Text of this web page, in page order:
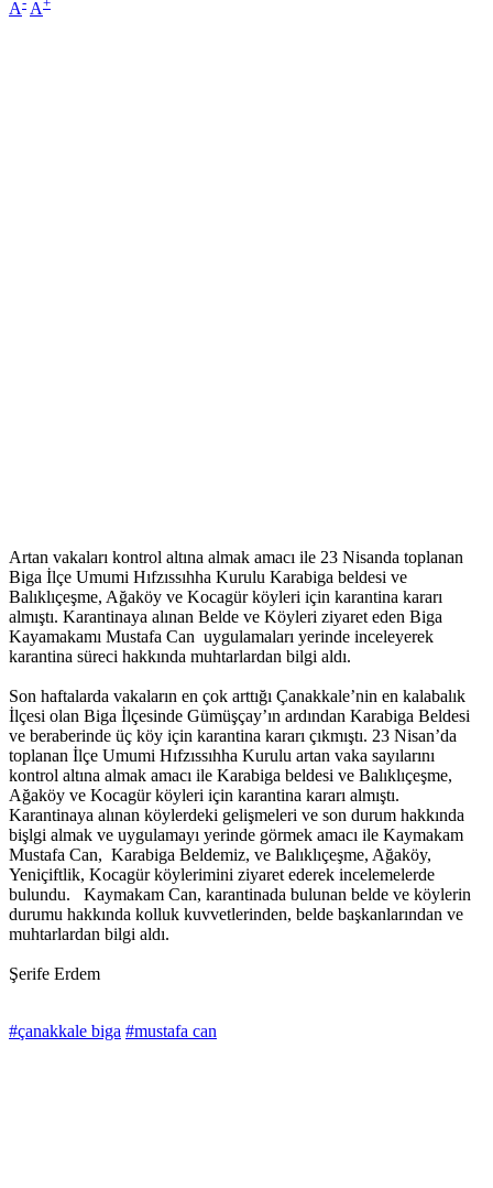
A A
Artan vakaları kontrol altına almak amacı ile 23 Nisanda toplanan
Biga İlçe Umumi Hıfzıssıhha Kurulu Karabiga beldesi ve
Balıklıçeşme, Ağaköy ve Kocagür köyleri için karantina kararı
almıştı. Karantinaya alınan Belde ve Köyleri ziyaret eden Biga
Kayamakamı Mustafa Can uygulamaları yerinde inceleyerek
karantina süreci hakkında muhtarlardan bilgi aldı.
Son haftalarda vakaların en çok arttığı Çanakkale’nin en kalabalık
İlçesi olan Biga İlçesinde Gümüşçay’ın ardından Karabiga Beldesi
ve beraberinde üç köy için karantina kararı çıkmıştı. 23 Nisan’da
toplanan İlçe Umumi Hıfzıssıhha Kurulu artan vaka sayılarını
kontrol altına almak amacı ile Karabiga beldesi ve Balıklıçeşme,
Ağaköy ve Kocagür köyleri için karantina kararı almıştı.
Karantinaya alınan köylerdeki gelişmeleri ve son durum hakkında
bişlgi almak ve uygulamayı yerinde görmek amacı ile Kaymakam
Mustafa Can, Karabiga Beldemiz, ve Balıklıçeşme, Ağaköy,
Yeniçiftlik, Kocagür köylerimini ziyaret ederek incelemelerde
bulundu. Kaymakam Can, karantinada bulunan belde ve köylerin
durumu hakkında kolluk kuvvetlerinden, belde başkanlarından ve
muhtarlardan bilgi aldı.
Şerife Erdem
#çanakkale biga #mustafa can